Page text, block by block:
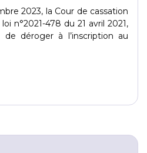
2023, la Cour de cassation
n°2021-478 du 21 avril 2021,
de déroger à l’inscription au